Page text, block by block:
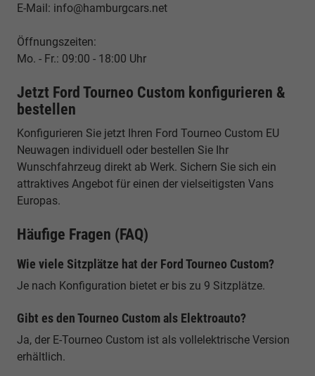
E-Mail: info@hamburgcars.net
Öffnungszeiten:
Mo. - Fr.: 09:00 - 18:00 Uhr
Jetzt Ford Tourneo Custom konfigurieren &
bestellen
Konfigurieren Sie jetzt Ihren Ford Tourneo Custom EU
Neuwagen individuell oder bestellen Sie Ihr
Wunschfahrzeug direkt ab Werk. Sichern Sie sich ein
attraktives Angebot für einen der vielseitigsten Vans
Europas.
Häufige Fragen (FAQ)
Wie viele Sitzplätze hat der Ford Tourneo Custom?
Je nach Konfiguration bietet er bis zu 9 Sitzplätze.
Gibt es den Tourneo Custom als Elektroauto?
Ja, der E-Tourneo Custom ist als vollelektrische Version
erhältlich.